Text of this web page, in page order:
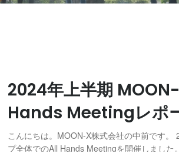
2024年上半期
Hands Meetingレポ
こんにちは。MOON-X株式会社の中前です。
プ全体でのAll Hands Meetingを開催しました